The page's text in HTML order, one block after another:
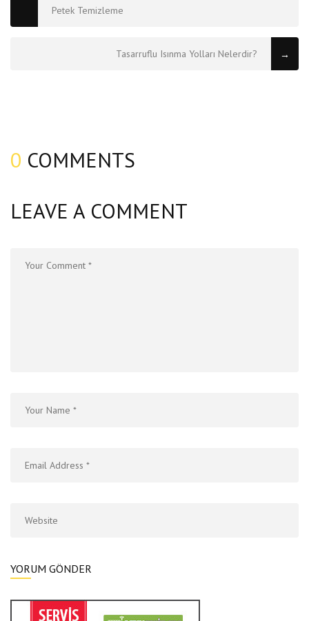
Petek Temizleme
Tasarruflu Isınma Yolları Nelerdir? →
0 COMMENTS
LEAVE A COMMENT